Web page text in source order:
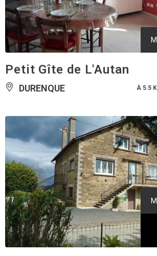
Petit Gîte de L'Autan
DURENQUE À 5.5